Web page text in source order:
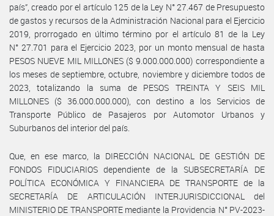
país”, creado por el artículo 125 de la Ley N° 27.467 de Presupuesto
de gastos y recursos de la Administración Nacional para el Ejercicio
2019, prorrogado en último término por el artículo 81 de la Ley
N° 27.701 para el Ejercicio 2023, por un monto mensual de hasta
PESOS NUEVE MIL MILLONES ($ 9.000.000.000) correspondiente a
los meses de septiembre, octubre, noviembre y diciembre todos de
2023, totalizando la suma de PESOS TREINTA Y SEIS MIL
MILLONES ($ 36.000.000.000), con destino a los Servicios de
Transporte Público de Pasajeros por Automotor Urbanos y
Suburbanos del interior del país.
Que, en ese marco, la DIRECCIÓN NACIONAL DE GESTIÓN DE
FONDOS FIDUCIARIOS dependiente de la SUBSECRETARÍA DE
POLÍTICA ECONÓMICA Y FINANCIERA DE TRANSPORTE de la
SECRETARÍA DE ARTICULACIÓN INTERJURISDICCIONAL del
MINISTERIO DE TRANSPORTE mediante la Providencia N° PV-2023-